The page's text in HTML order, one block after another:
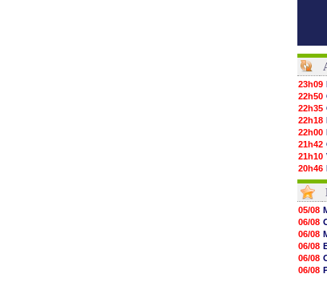
23h09
22h50
22h35
22h18
22h00
21h42
21h10
20h46
20h30
20h01
19h18
19h09
18h48
18h37
18h29
17h58
17h46
05/08
06/08
06/08
06/08
06/08
06/08